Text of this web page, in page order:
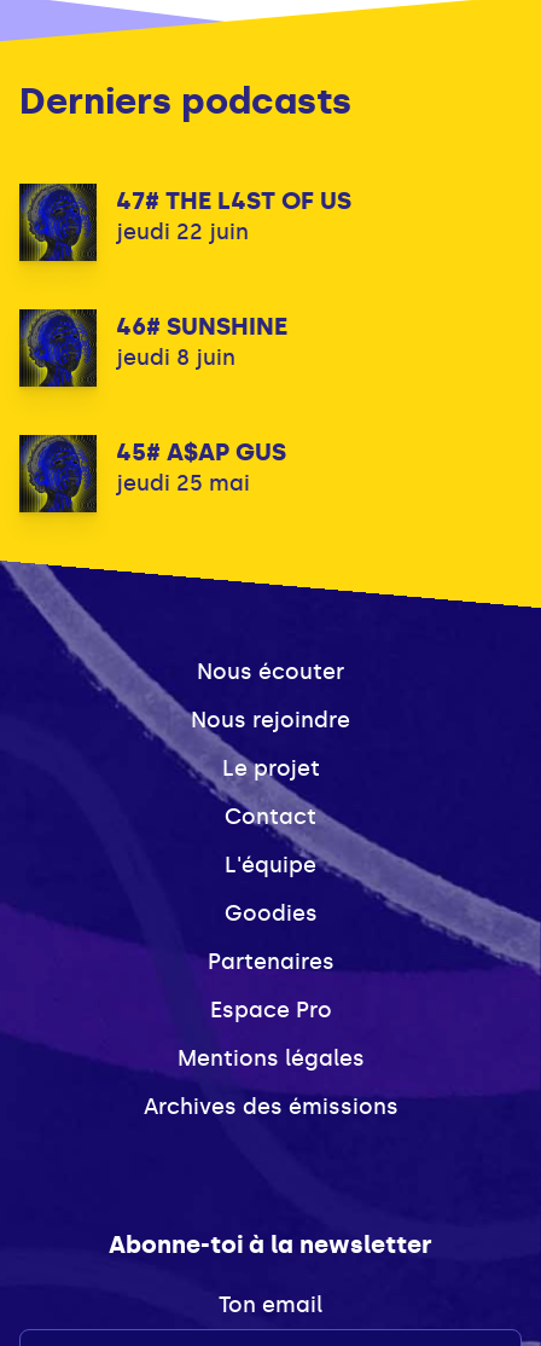
Derniers podcasts
47# THE L4ST OF US
jeudi 22 juin
46# SUNSHINE
jeudi 8 juin
45# A$AP GUS
jeudi 25 mai
Nous écouter
Nous rejoindre
Le projet
Contact
L'équipe
Goodies
Partenaires
Espace Pro
Mentions légales
Archives des émissions
Abonne-toi à la newsletter
Ton email